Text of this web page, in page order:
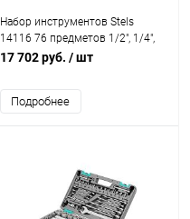
Набор инструментов Stels
14116 76 предметов 1/2", 1/4",
12 гранные головки
17 702 руб. / шт
Подробнее